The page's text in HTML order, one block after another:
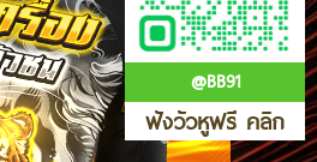
@BB91
ฟังวัวหูฟรี คลิก